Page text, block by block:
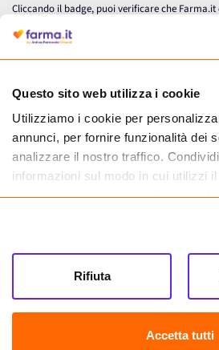
Questo sito web utilizza i cookie
Utilizziamo i cookie per
annunci, per fornire funzionalità dei
analizzare il nostro traffico.
informazioni sul modo in cui utilizzi
partner che si occupano di analisi
informazioni che hai fornito loro o
tuo utilizzo dei loro servizi.
Accetta tutti
Rifiuta
Cliccando il badge, puoi verificare che
autorizzata dal Ministero della Salute a
medicinali.
Farma.it S.a.s. P. IVA 07417261216 REA: NA-884088
CREDITS
Sede legale Via delle Repubbliche Marinare 128,